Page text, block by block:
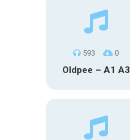
593 0
Oldpee – A1 A3